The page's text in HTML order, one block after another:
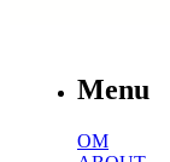
Menu
OM